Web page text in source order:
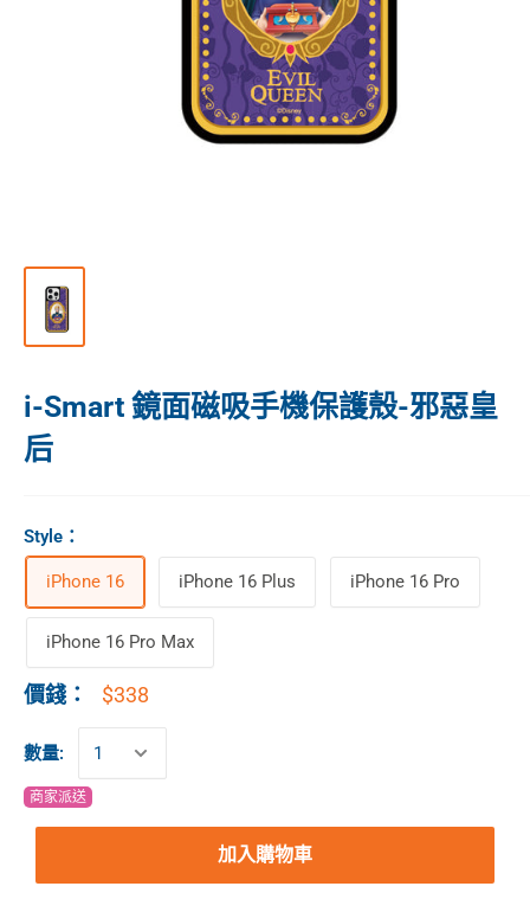
i-Smart 鏡面磁吸手機保護殼-邪惡皇
后
Style ：
iPhone 16 iPhone 16 Plus iPhone 16 Pro
iPhone 16 Pro Max
價錢： $338
數量:
商家派送
加入購物車